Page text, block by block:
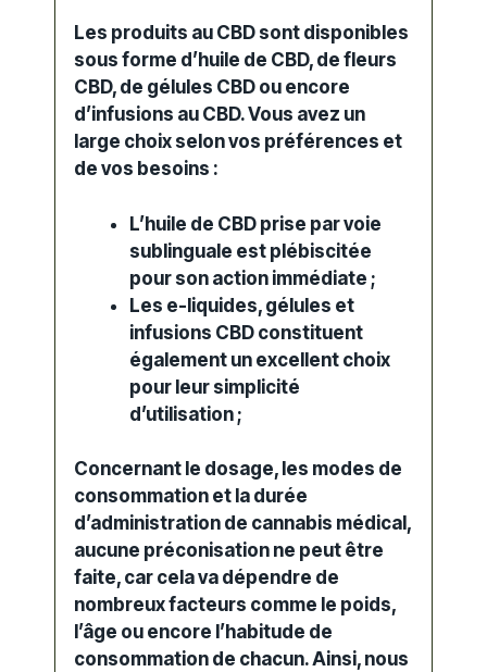
Les produits au CBD sont disponibles
sous forme d’huile de CBD, de fleurs
CBD, de gélules CBD ou encore
d’infusions au CBD. Vous avez un
large choix selon vos préférences et
de vos besoins :
L’huile de CBD prise par voie
sublinguale est plébiscitée
pour son action immédiate ;
Les e-liquides, gélules et
infusions CBD constituent
également un excellent choix
pour leur simplicité
d’utilisation ;
Concernant le dosage, les modes de
consommation et la durée
d’administration de cannabis médical ,
aucune préconisation ne peut être
faite, car cela va dépendre de
nombreux facteurs comme le poids,
l’âge ou encore l’habitude de
consommation de chacun. Ainsi, nous